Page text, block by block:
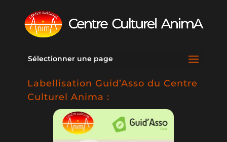
Sélectionner une page
Labellisation Guid’Asso du Centre
Culturel Anima :